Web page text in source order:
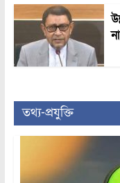
তথ্য-প্রযুক্তি